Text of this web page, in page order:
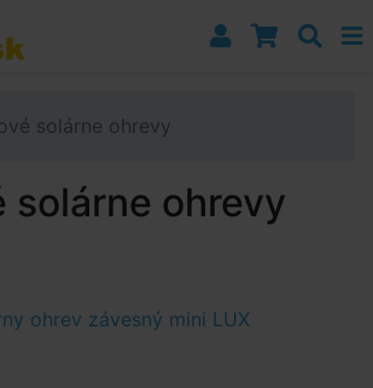
stĺpci
solárne ohrevy
solárne ohrevy
ohrev závesný mini LUX